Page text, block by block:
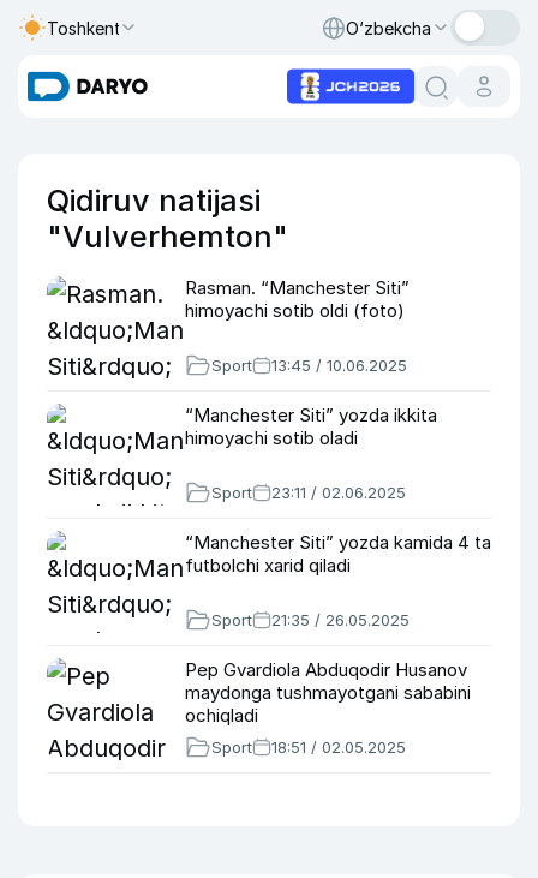
Toshkent O‘zbekcha
Qidiruv natijasi
"Vulverhemton"
Rasman. “Manchester Siti”
himoyachi sotib oldi (foto)
Sport 13:45 / 10.06.2025
“Manchester Siti” yozda ikkita
himoyachi sotib oladi
Sport 23:11 / 02.06.2025
“Manchester Siti” yozda kamida 4 ta
futbolchi xarid qiladi
Sport 21:35 / 26.05.2025
Pep Gvardiola Abduqodir Husanov
maydonga tushmayotgani sababini
ochiqladi
Sport 18:51 / 02.05.2025